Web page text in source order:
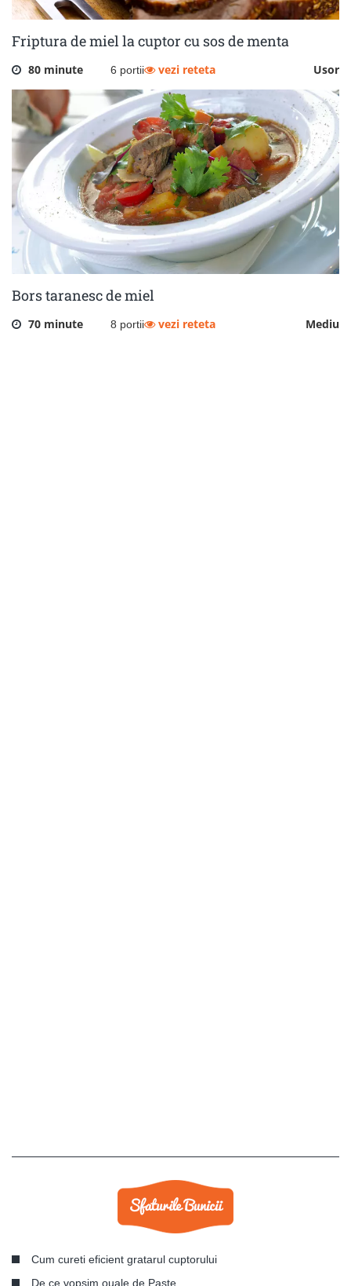
Friptura de miel la cuptor cu sos de menta
80 minute 6 portii Usor
vezi reteta
Bors taranesc de miel
70 minute 8 portii Mediu
vezi reteta
Cum cureti eficient gratarul cuptorului
De ce vopsim ouale de Paste